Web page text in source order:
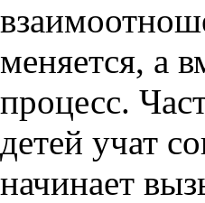
меняется, а
процесс.
детей учат
начинает